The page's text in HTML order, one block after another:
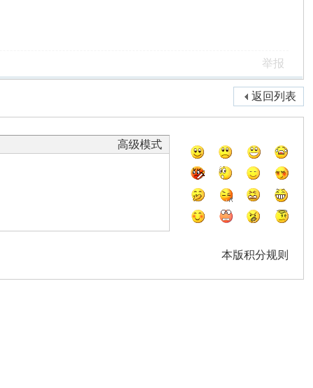
举报
返回列表
高级模式
本版积分规则